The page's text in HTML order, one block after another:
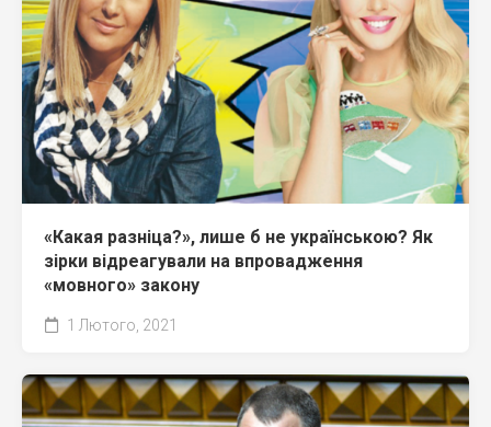
«Какая разніца?», лише б не українською? Як
зірки відреагували на впровадження
«мовного» закону
1 Лютого, 2021